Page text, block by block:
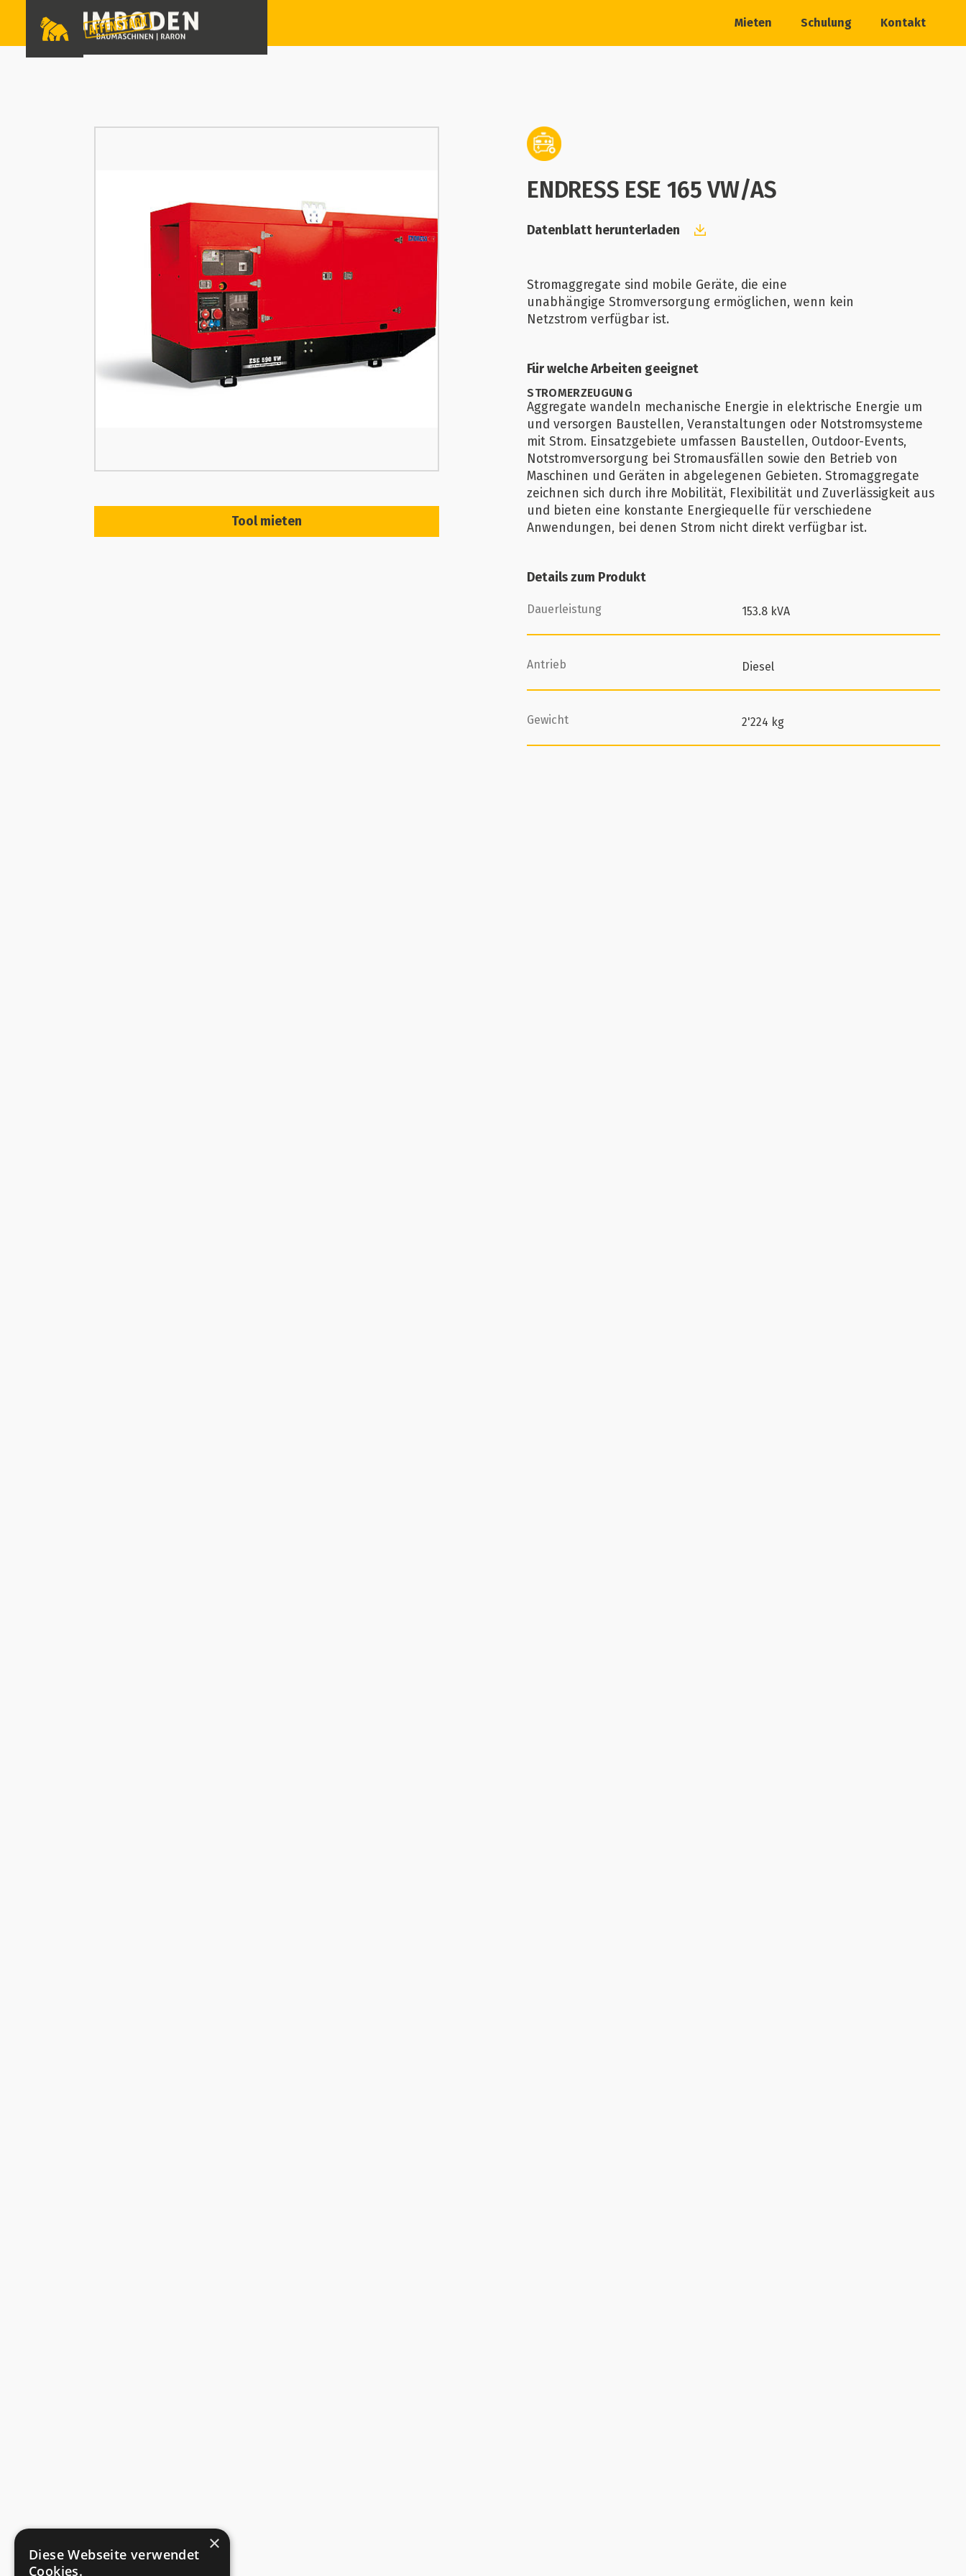
Mieten Schulung Kontakt
Tool mieten
ENDRESS ESE 165 VW/AS
Datenblatt herunterladen
Stromaggregate sind mobile Geräte, die eine
unabhängige Stromversorgung ermöglichen, wenn kein
Netzstrom verfügbar ist.
Für welche Arbeiten geeignet
STROMERZEUGUNG
Aggregate wandeln mechanische Energie in elektrische Energie um
und versorgen Baustellen, Veranstaltungen oder Notstromsysteme
mit Strom. Einsatzgebiete umfassen Baustellen, Outdoor-Events,
Notstromversorgung bei Stromausfällen sowie den Betrieb von
Maschinen und Geräten in abgelegenen Gebieten. Stromaggregate
zeichnen sich durch ihre Mobilität, Flexibilität und Zuverlässigkeit aus
und bieten eine konstante Energiequelle für verschiedene
Anwendungen, bei denen Strom nicht direkt verfügbar ist.
Details zum Produkt
Dauerleistung 153.8 kVA
Antrieb Diesel
Gewicht 2'224 kg
×
Diese Webseite verwendet
Cookies.